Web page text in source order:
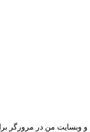
و وبسایت من در مرورگر